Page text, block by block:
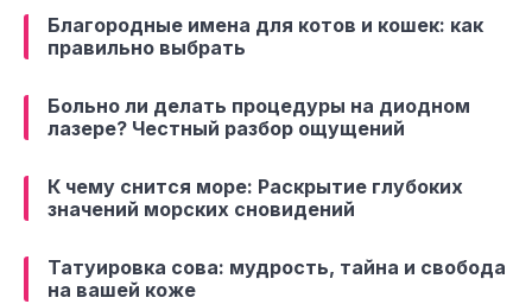
Благородные имена для котов и кошек: как
правильно выбрать
Больно ли делать процедуры на диодном
лазере? Честный разбор ощущений
К чему снится море: Раскрытие глубоких
значений морских сновидений
Татуировка сова: мудрость, тайна и свобода
на вашей коже